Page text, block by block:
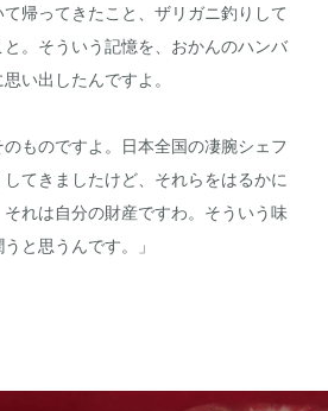
帰ってきたこと、ザリガニ釣りして
。そういう記憶を、おかんのハンバ
い出したんですよ。
ものですよ。日本全国の凄腕シェフ
てきましたけど、それらをはるかに
れは自分の財産ですわ。そういう味
と思うんです。」